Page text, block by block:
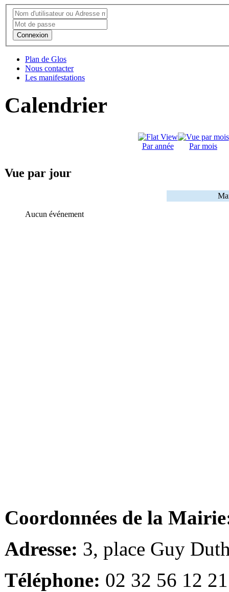
Connexion
Plan de Glos
Nous contacter
Les manifestations
Calendrier
Par année Par mois
Vue par jour
Aucun événement
Coordonnées de la
Adresse: 3, place Guy
Téléphone: 02 32 56 12 21